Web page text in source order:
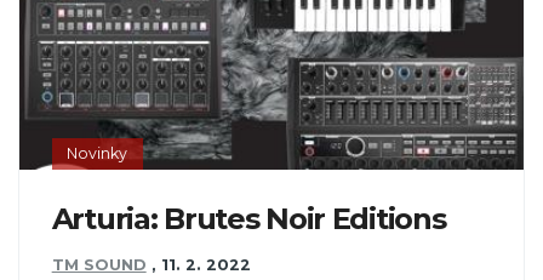
Novinky
Arturia: Brutes Noir Editions
TM SOUND , 11. 2. 2022